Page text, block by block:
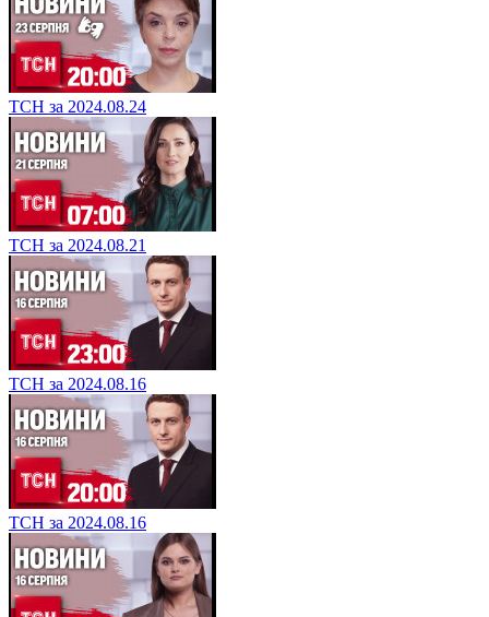
ТСН за 2024.08.24
ТСН за 2024.08.21
ТСН за 2024.08.16
ТСН за 2024.08.16